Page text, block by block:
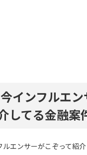
今インフルエン
してる金融案
エンサーがこぞって紹